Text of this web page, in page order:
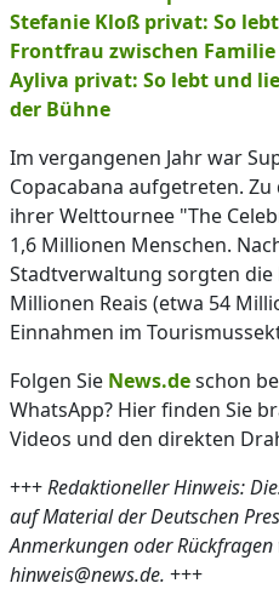
Stefanie Kloß privat: So
Frontfrau zwischen
Ayliva privat: So lebt und
der Bühne
Im vergangenen Jahr war
Copacabana aufgetreten.
ihrer Welttournee "The
1,6 Millionen Menschen.
Stadtverwaltung sorgten
Millionen Reais (etwa 54
Einnahmen im
Folgen Sie News.deschon
WhatsApp? Hier finden Sie
Videos und den direkten
+++Redaktioneller Hinweis:
auf Material der Deutschen
Anmerkungen oder
hinweis@news.de. +++